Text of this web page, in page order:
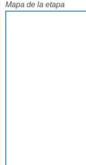
Mapa de la etapa